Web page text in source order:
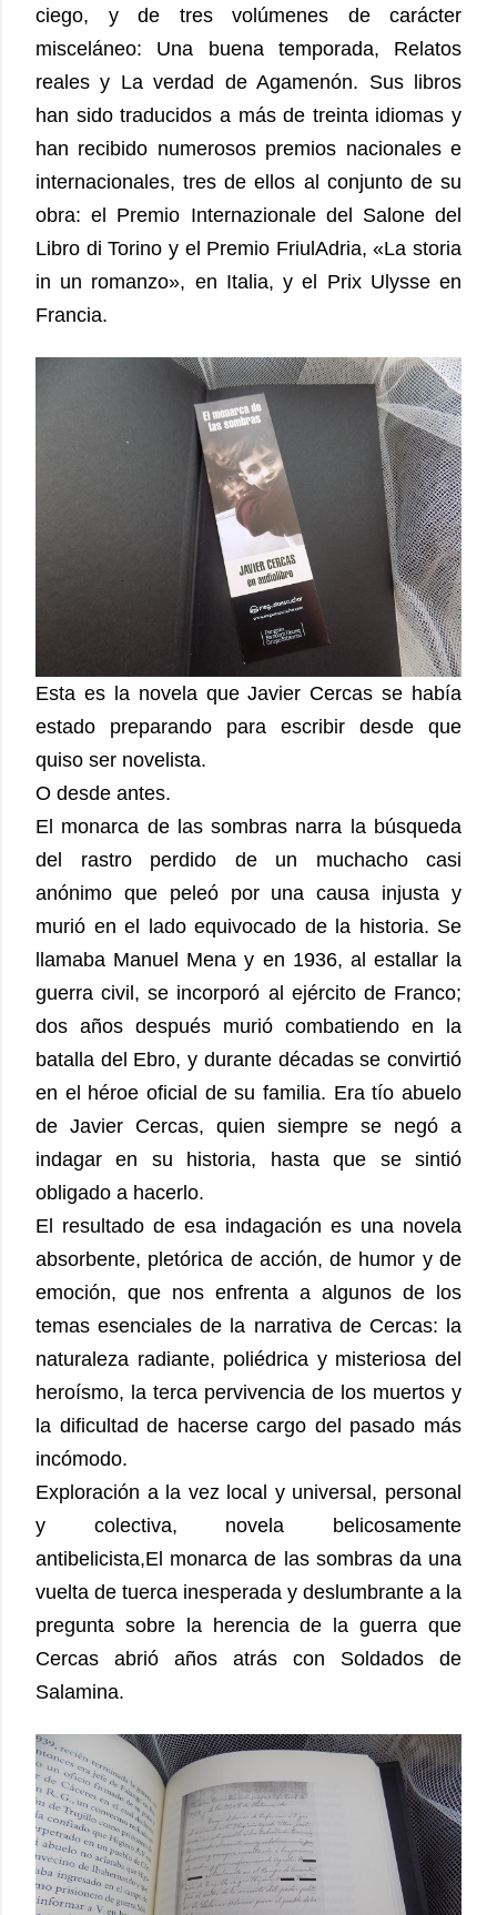
ciego, y de tres volúmenes de carácter
misceláneo: Una buena temporada, Relatos
reales y La verdad de Agamenón. Sus libros
han sido traducidos a más de treinta idiomas y
han recibido numerosos premios nacionales e
internacionales, tres de ellos al conjunto de su
obra: el Premio Internazionale del Salone del
Libro di Torino y el Premio FriulAdria, «La storia
in un romanzo», en Italia, y el Prix Ulysse en
Francia.
Esta es la novela que Javier Cercas se había
estado preparando para escribir desde que
quiso ser novelista.
O desde antes.
El monarca de las sombras narra la búsqueda
del rastro perdido de un muchacho casi
anónimo que peleó por una causa injusta y
murió en el lado equivocado de la historia. Se
llamaba Manuel Mena y en 1936, al estallar la
guerra civil, se incorporó al ejército de Franco;
dos años después murió combatiendo en la
batalla del Ebro, y durante décadas se convirtió
en el héroe oficial de su familia. Era tío abuelo
de Javier Cercas, quien siempre se negó a
indagar en su historia, hasta que se sintió
obligado a hacerlo.
El resultado de esa indagación es una novela
absorbente, pletórica de acción, de humor y de
emoción, que nos enfrenta a algunos de los
temas esenciales de la narrativa de Cercas: la
naturaleza radiante, poliédrica y misteriosa del
heroísmo, la terca pervivencia de los muertos y
la dificultad de hacerse cargo del pasado más
incómodo.
Exploración a la vez local y universal, personal
y colectiva, novela belicosamente
antibelicista,El monarca de las sombras da una
vuelta de tuerca inesperada y deslumbrante a la
pregunta sobre la herencia de la guerra que
Cercas abrió años atrás con Soldados de
Salamina.